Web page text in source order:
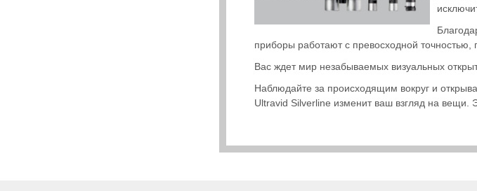
приборы работают с превосходной
Вас ждет мир незабываемых визуальных
Наблюдайте за происходящим вокруг и
Ultravid Silverline изменит ваш взгляд на вещи.